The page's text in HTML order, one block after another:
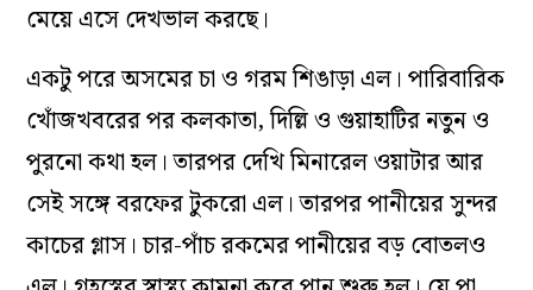
মেয়ে এসে দেখভাল করছে।
একটু পরে অসমের চা ও গরম শিঙাড়া এল। পারিবারিক
খোঁজখবরের পর কলকাতা, দিল্লি ও গুয়াহাটির নতুন ও
পুরনো কথা হল। তারপর দেখি মিনারেল ওয়াটার আর
সেই সঙ্গে বরফের টুকরো এল। তারপর পানীয়ের সুন্দর
কাচের গ্লাস। চার-পাঁচ রকমের পানীয়ের বড় বোতলও